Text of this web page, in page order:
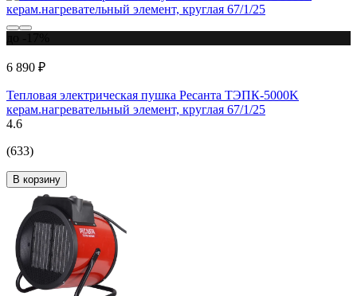
6 890 ₽
Тепловая электрическая пушка Ресанта ТЭПК-5000K
керам.нагревательный элемент, круглая 67/1/25
4.6
(633)
В корзину